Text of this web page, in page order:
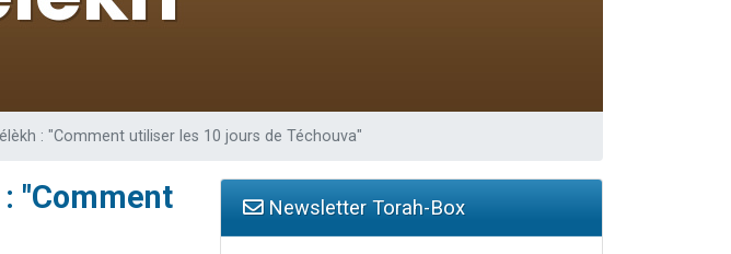
: pauvres d'Israel
: "Comment utiliser les 10 jours de Téchouva"
"Comment
Newsletter Torah-Box